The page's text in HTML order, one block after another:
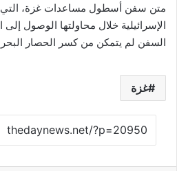
متن سفن أسطول مساعدات غزة، التي
الإسرائيلية خلال محاولتها الوصول
السفن لم يتمكن من كسر الحصار
غزة